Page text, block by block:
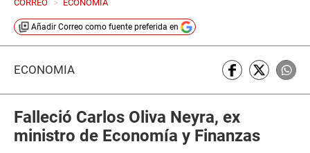
CORREO > ECONOMIA
Añadir Correo como fuente preferida en
ECONOMÍA
Falleció Carlos Oliva Neyra, ex
ministro de Economía y Finanzas